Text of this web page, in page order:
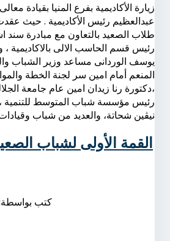
زيارة الأكاديمية بفرع المنيا بقيادة
عبدالعظيم رئيس الأكاديمية . حيث
طلاب الصعيد بالتعاون مع مبادرة سند
رئيس قسم الحاسب الالى بالاكاديمية
يوسف الوردانى مساعد وزير الشباب
المنعم أمام امين سر لجنة الخطة
،دكتورة رنا زيدان امين عام جامعة
رئيس مؤسسة شباب المتوسط للتنمية ،
نيڤين شحاتة، والعديد من شباب وقيادات
القمة الأولى لشباب
كتب